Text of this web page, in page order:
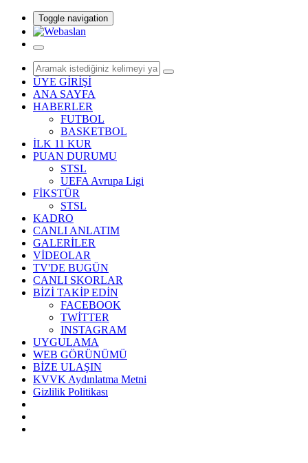
Toggle navigation
ÜYE GİRİŞİ
ANA SAYFA
HABERLER
FUTBOL
BASKETBOL
İLK 11 KUR
PUAN DURUMU
STSL
UEFA Avrupa Ligi
FİKSTÜR
STSL
KADRO
CANLI ANLATIM
GALERİLER
VİDEOLAR
TV'DE BUGÜN
CANLI SKORLAR
BİZİ TAKİP EDİN
FACEBOOK
TWİTTER
INSTAGRAM
UYGULAMA
WEB GÖRÜNÜMÜ
BİZE ULAŞIN
KVVK Aydınlatma Metni
Gizlilik Politikası